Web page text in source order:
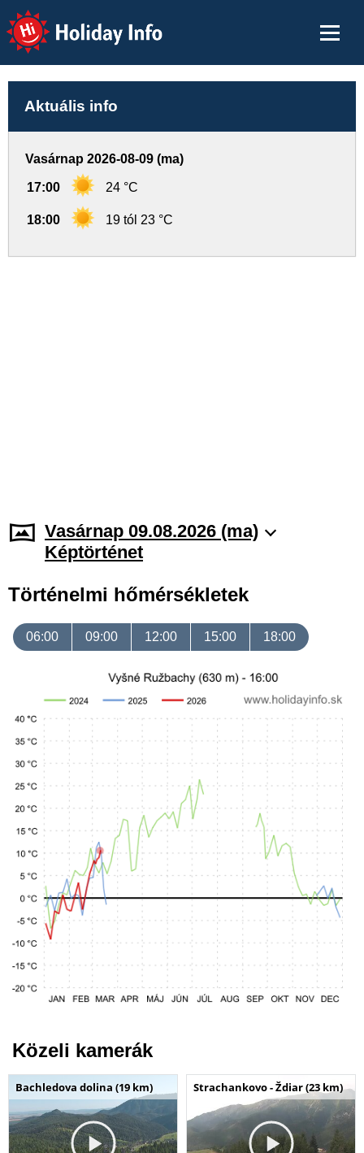
Holiday Info
Aktuális info
Vasárnap 2026-08-09 (ma)
17:00 24 °C
18:00 19 tól 23 °C
Vasárnap 09.08.2026 (ma)
Képtörténet
Történelmi hőmérsékletek
06:00 09:00 12:00 15:00 18:00
Közeli kamerák
Bachledova dolina (19 km) Strachankovo - Ždiar (23 km)